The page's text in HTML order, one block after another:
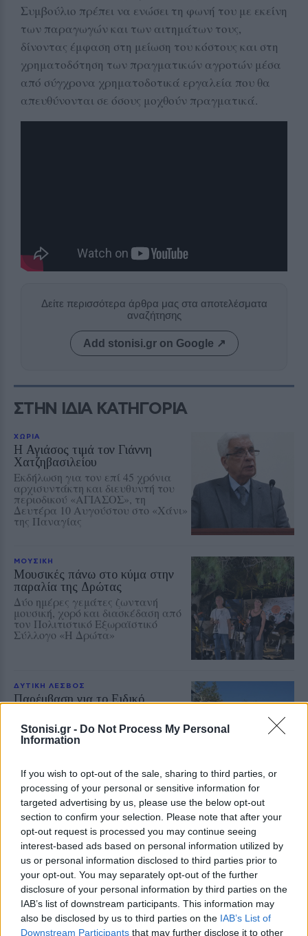
Stonisi.gr - Do Not Process My Personal
Information
If you wish to opt-out of the sale, sharing to third parties, or
processing of your personal or sensitive information for
targeted advertising by us, please use the below opt-out
section to confirm your selection. Please note that after your
opt-out request is processed you may continue seeing
interest-based ads based on personal information utilized by
us or personal information disclosed to third parties prior to
your opt-out. You may separately opt-out of the further
disclosure of your personal information by third parties on the
IAB’s list of downstream participants. This information may
also be disclosed by us to third parties on the IAB’s List of
Downstream Participants that may further disclose it to other
Συμβούλιο πρέπει να ενώσει τη φωνή του με εκείνη
των παραγωγών και των αιτημάτων τους,
δίνοντας έμφαση στη μείωση του κόστους και στη
χρηματοδότηση των πραγματικών αγροτών μέσα
από σύγχρονα χρηματοδοτικά εργαλεία που θα
απευθύνονται σε όσους μοχθούν πραγματικά.
Δείτε περισσότερα άρθρα μας στα αποτελέσματα
αναζήτησης
Add stonisi.gr on Google ↗
ΣΤΗΝ ΙΔΙΑ ΚΑΤΗΓΟΡΙΑ
ΧΩΡΙΑ
Η Αγιάσος τιμά τον Γιάννη
Χατζηβασιλείου
Εκδήλωση για τον επί 45 χρόνια
αρχισυντάκτη και διευθυντή του
περιοδικού «ΑΓΙΑΣΟΣ», τη
Δευτέρα 10 Αυγούστου στο «Χάνι»
της Παναγίας
ΜΟΥΣΙΚΗ
Μουσικές πάνω στο κύμα στην
παραλία της Δρώτας
Δύο ημέρες γεμάτες ζωντανή
μουσική, χορό και διασκέδαση από
τον Πολιτιστικό Εξωραϊστικό
Σύλλογο «Η Δρώτα»
ΔΥΤΙΚΗ ΛΕΣΒΟΣ
Παρέμβαση για το Ειδικό
Μήθυμνα
Ο Δήμος Δυτικής Λέσβου ζητά την
ΡΕΠΟΡΤΑΖ ΔΡΑΣΕΙΣ
Στο Πανελλήνιον έκθεση
σύνδεσης του σήμερα της
Μυτιλήνης με το χθες
Μια έκθεση διοργανωμένη από τον
Εμπορικό Σύλλογο Μυτιλήνης